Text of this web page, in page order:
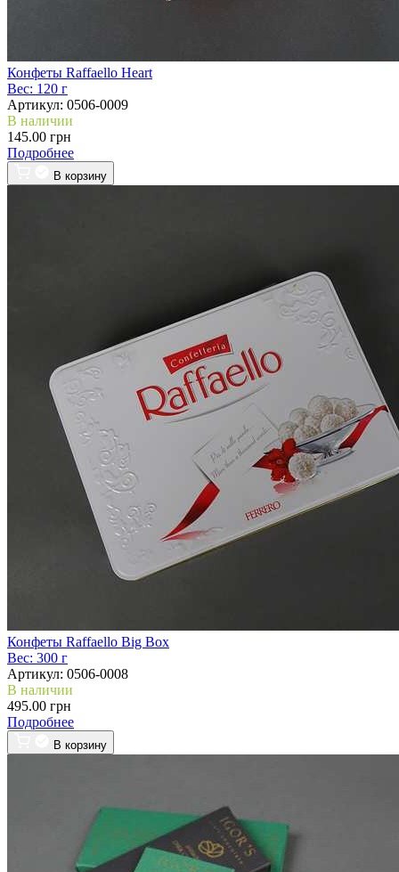
Конфеты Raffaello Heart
Вес: 120 г
Артикул: 0506-0009
В наличии
145.00 грн
Подробнее
В корзину
Конфеты Raffaello Big Box
Вес: 300 г
Артикул: 0506-0008
В наличии
495.00 грн
Подробнее
В корзину